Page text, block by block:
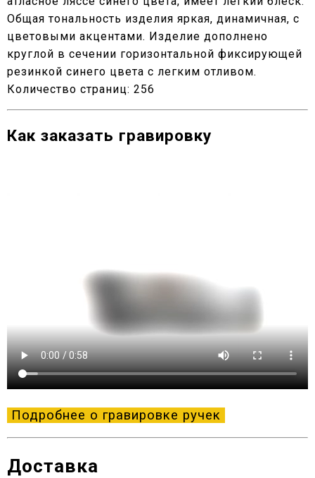
Общая тональность изделия яркая, динамичная, с
цветовыми акцентами. Изделие дополнено
круглой в сечении горизонтальной фиксирующей
резинкой синего цвета с легким отливом.
Количество страниц: 256
Как заказать гравировку
Подробнее о гравировке ручек
Доставка